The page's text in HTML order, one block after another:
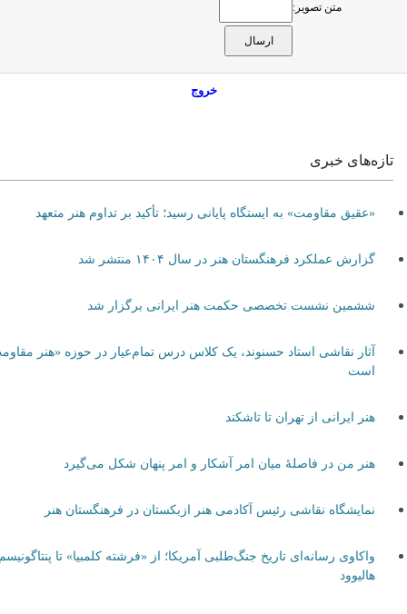
متن تصویر:
خروج
تازه‌های خبری
«عقیق مقاومت» به ایستگاه پایانی رسید؛ تأکید بر تداوم هنر متعهد
گزارش عملکرد فرهنگستان هنر در سال ۱۴۰۴ منتشر شد
ششمین نشست تخصصی حکمت هنر ایرانی برگزار شد
آثار نقاشی استاد حسنوند، یک کلاس درس تمام‌عیار در حوزه «هنر
است
هنر ایرانی از تهران تا تاشکند
هنر من در فاصلۀ میان امر آشکار و امر پنهان شکل می‌گیرد
نمایشگاه نقاشی رئیس آکادمی هنر ازبکستان در فرهنگستان هنر
واکاوی رسانه‌ای تاریخ جنگ‌طلبی آمریکا؛ از «فرشته کلمبیا» تا پنتاگونیسم
هالیوود